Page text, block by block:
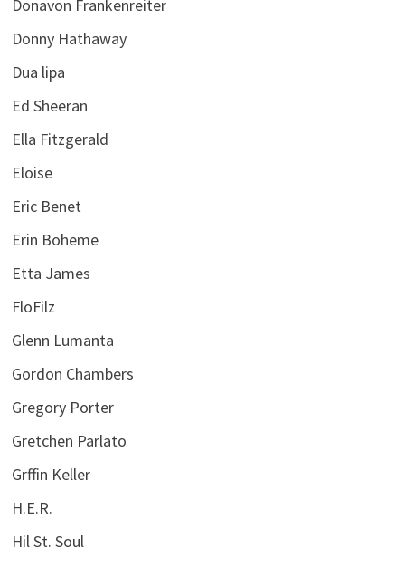
Donavon Frankenreiter
Donny Hathaway
Dua lipa
Ed Sheeran
Ella Fitzgerald
Eloise
Eric Benet
Erin Boheme
Etta James
FloFilz
Glenn Lumanta
Gordon Chambers
Gregory Porter
Gretchen Parlato
Grffin Keller
H.E.R.
Hil St. Soul